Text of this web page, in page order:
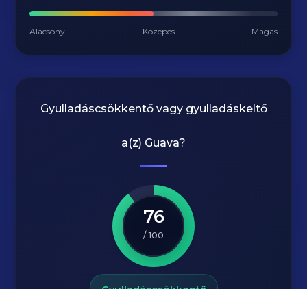
Alacsony Közepes Magas
Gyulladáscsökkentő vagy gyulladáskeltő
a(z) Guava?
76
/ 100